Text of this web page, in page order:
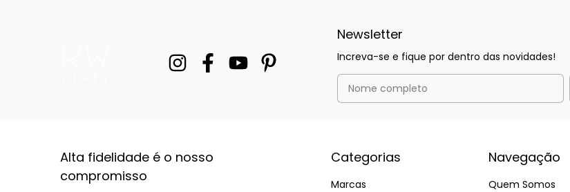
Newsletter
Increva-se e fique por dentro das novidades!
Alta fidelidade é o nosso
compromisso
Categorias
Marcas
Navegação
Quem Somos